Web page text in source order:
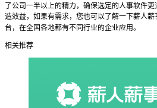
了公司一半以上的精力，确保选定的人事软件
造效益，如果有需求，您也可以了解一下薪人
台，在全国各地都有不同行业的企业应用。
相关推荐